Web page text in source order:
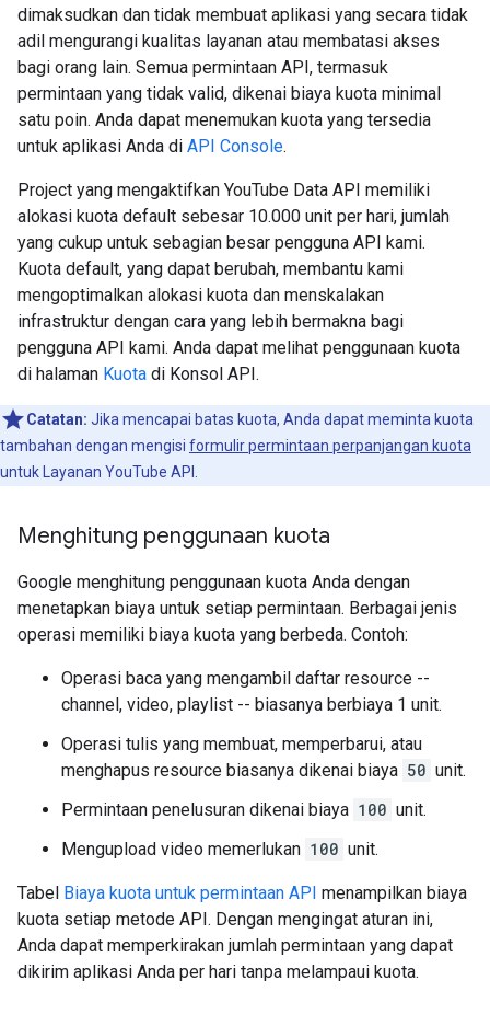
dimaksudkan dan tidak membuat aplikasi yang secara tidak
adil mengurangi kualitas layanan atau membatasi akses
bagi orang lain. Semua permintaan API, termasuk
permintaan yang tidak valid, dikenai biaya kuota minimal
satu poin. Anda dapat menemukan kuota yang tersedia
untuk aplikasi Anda di API Console.
Project yang mengaktifkan YouTube Data API memiliki
alokasi kuota default sebesar 10.000 unit per hari, jumlah
yang cukup untuk sebagian besar pengguna API kami.
Kuota default, yang dapat berubah, membantu kami
mengoptimalkan alokasi kuota dan menskalakan
infrastruktur dengan cara yang lebih bermakna bagi
pengguna API kami. Anda dapat melihat penggunaan kuota
di halaman Kuota di Konsol API.
Catatan: Jika mencapai batas kuota, Anda dapat meminta kuota
tambahan dengan mengisi formulir permintaan perpanjangan kuota
untuk Layanan YouTube API.
Menghitung penggunaan kuota
Google menghitung penggunaan kuota Anda dengan
menetapkan biaya untuk setiap permintaan. Berbagai jenis
operasi memiliki biaya kuota yang berbeda. Contoh:
Operasi baca yang mengambil daftar resource --
channel, video, playlist -- biasanya berbiaya 1 unit.
Operasi tulis yang membuat, memperbarui, atau
menghapus resource biasanya dikenai biaya 50 unit.
Permintaan penelusuran dikenai biaya 100 unit.
Mengupload video memerlukan 100 unit.
Tabel Biaya kuota untuk permintaan API menampilkan biaya
kuota setiap metode API. Dengan mengingat aturan ini,
Anda dapat memperkirakan jumlah permintaan yang dapat
dikirim aplikasi Anda per hari tanpa melampaui kuota.